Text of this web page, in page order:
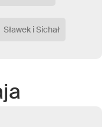
Sławek i Sichał